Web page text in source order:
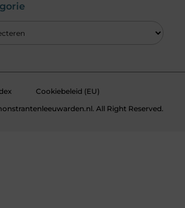
Cookiebeleid (EU)
All Right Reserved.